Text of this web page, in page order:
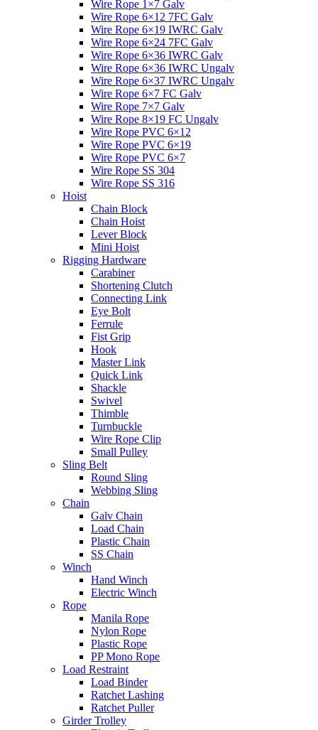
Wire Rope 1×7 Galv
Wire Rope 6×12 7FC Galv
Wire Rope 6×19 IWRC Galv
Wire Rope 6×24 7FC Galv
Wire Rope 6×36 IWRC Galv
Wire Rope 6×36 IWRC Ungalv
Wire Rope 6×37 IWRC Ungalv
Wire Rope 6×7 FC Galv
Wire Rope 7×7 Galv
Wire Rope 8×19 FC Ungalv
Wire Rope PVC 6×12
Wire Rope PVC 6×19
Wire Rope PVC 6×7
Wire Rope SS 304
Wire Rope SS 316
Hoist
Chain Block
Chain Hoist
Lever Block
Mini Hoist
Rigging Hardware
Carabiner
Shortening Clutch
Connecting Link
Eye Bolt
Ferrule
Fist Grip
Hook
Master Link
Quick Link
Shackle
Swivel
Thimble
Turnbuckle
Wire Rope Clip
Small Pulley
Sling Belt
Round Sling
Webbing Sling
Chain
Galv Chain
Load Chain
Plastic Chain
SS Chain
Winch
Hand Winch
Electric Winch
Rope
Manila Rope
Nylon Rope
Plastic Rope
PP Mono Rope
Load Restraint
Load Binder
Ratchet Lashing
Ratchet Puller
Girder Trolley